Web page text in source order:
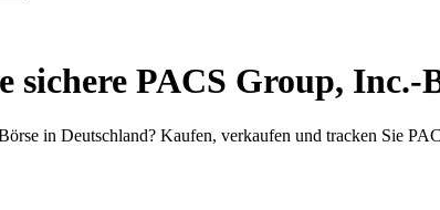
sichere PACS Group, Inc.-
in Deutschland? Kaufen, verkaufen und tracken Sie